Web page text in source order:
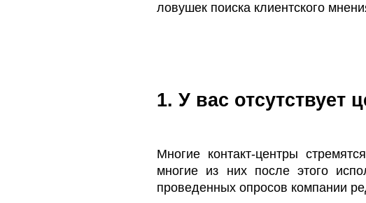
ловушек поиска клиентского
1. У вас отсутствует
Многие контакт-центры
многие из них после этого
проведенных опросов компании